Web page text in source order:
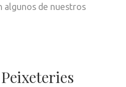
algunos de nuestros